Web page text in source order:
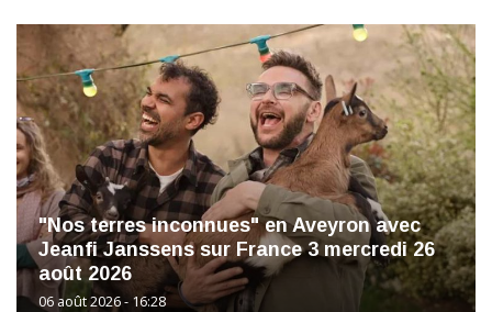
"Nos terres inconnues" en Aveyron avec
Jeanfi Janssens sur France 3 mercredi 26
août 2026
06 août 2026 - 16:28